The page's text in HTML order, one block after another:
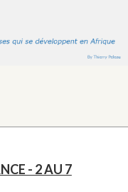
- 2 AU 7